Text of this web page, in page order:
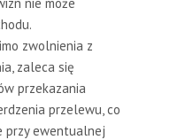
zwolnienia z
zaleca się
przekazania
przelewu, co
przy ewentualnej